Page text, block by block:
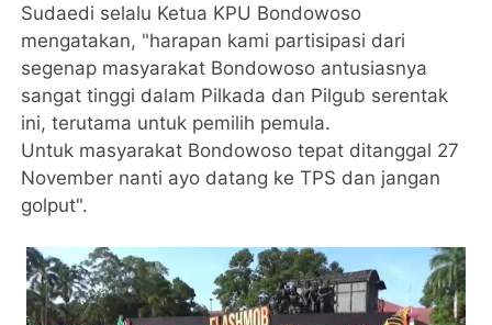
Sudaedi selalu Ketua KPU Bondowoso
mengatakan, "harapan kami partisipasi dari
segenap masyarakat Bondowoso antusiasnya
sangat tinggi dalam Pilkada dan Pilgub serentak
ini, terutama untuk pemilih pemula.
Untuk masyarakat Bondowoso tepat ditanggal 27
November nanti ayo datang ke TPS dan jangan
golput".